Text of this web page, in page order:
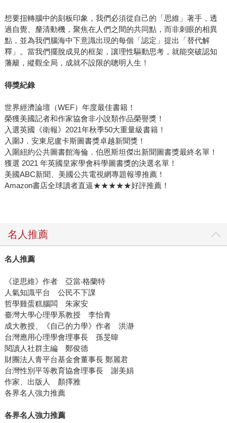
想要扭轉腦中的刻板印象，我們必須從自己的「思維」著手，透
過自覺、釐清動機，聚焦在人們之間的共同點，而非刺眼的相異
點，並為我們腦海中下意識出現的每個「認定」提出「替代解
釋」。當我們擺脫成見的框架，讓理性驅動思考，就能突破認知
藩籬，縱觀全局，成就不設限的聰明人生！
得獎紀錄
世界經濟論壇（WEF）年度最佳書籍！
榮獲美國記者和作家協會非小說類作品榮譽獎！
入選英國《衛報》2021年秋季50大重量級書籍！
入圍J．安東尼盧卡斯圖書獎卓越新聞獎！
入圍紐約公共圖書館海倫．伯恩斯坦傑出新聞圖書獎最終名單！
獲選 2021 年英國皇家學會科學圖書獎的決選名單！
美國ABC新聞、美國公共電視網專題報導推薦！
Amazon書店全球讀者直逼★★★★★好評推薦！
名人推薦
名人推薦
《逆思維》作者 亞當‧格蘭特
人氣知識平台 公民不下課
哲學雞蛋糕腦闆 朱家安
臺灣大學心理學系教授 李怡青
成大教授、《自己的力學》作者 洪瀞
台灣應用心理學會理事長 孫旻暐
閱讀人社群主編 鄭俊德
財團法人青平台基金會董事長 鄭麗君
台灣性別平等教育協會理事長 謝美娟
作家、出版人 顏擇雅
各界名人強力推薦
各界名人強力推薦